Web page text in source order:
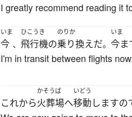
I greatly recommend reading it
いま
今 、
ひこうき
飛行機の
のりか
乗り換えだ。
いま
今ま
I'm in transit between flights
これから
かそうば
火葬場へ
いどう
移動 しますの